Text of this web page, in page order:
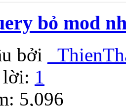
bỏ mod
bởi
lời: 1
5,096